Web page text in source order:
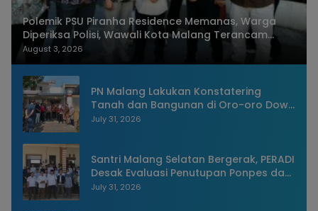
Polemik PSU Piranha Residence Memanas, Warga
Diperiksa Polisi, Wawali Kota Malang Terancam
Dilaporkan
August 3, 2026
PN Malang Lakukan Konstatering
Tanah dan Bangunan di Oro-oro Dowo
Kota Malang
July 31, 2026
Santri Malang Selatan Bergerak, PERADI
Desak Evaluasi Penutupan Ponpes dan
Penangkapan Pengasuh
July 31, 2026